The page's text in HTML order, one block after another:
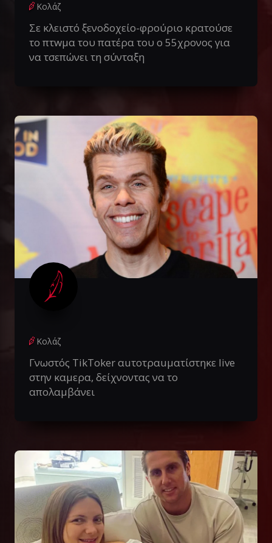
Κολάζ
Σε κλειστό ξενοδοχείο-φρούριο κρατούσε
το πτwμα του πατέρα του ο 55χρονος για
να τσεπώνει τη σύνταξη
Κολάζ
Γνωστός TikToker αuτοτραuματίστηκε live
στην καμερα, δείχνοντας να το
απολαμβάνει